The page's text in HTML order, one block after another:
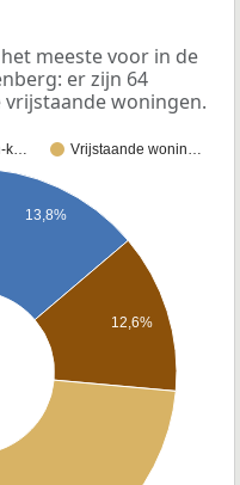
meeste voor in de
er zijn 64
woningen.
k… Vrijstaande wonin…
13,8%
12,6%